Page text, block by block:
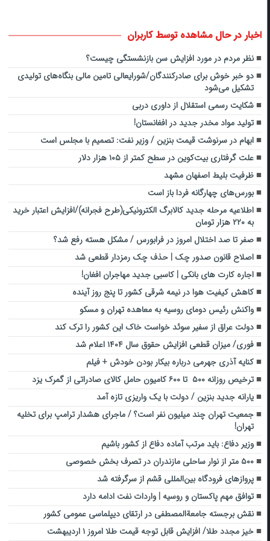
اخبار در حال مشاهده توسط کاربران
نظر مردم در مورد افزایش سن بازنشستگی چیست؟
دو خبر خوش برای صادرکنندگان/شورایعالی تامین مالی بنگاه‌های تولیدی
تشکیل می‌شود
شکایت رسمی استقلال از داوری دربی
تولید مواد مخدر جدید در افغانستان!
ابهام در سرنوشت قیمت بنزین / وزیر نفت: تصمیم با مجلس است
علت گرفتاری بیت‌کوین در سطح کمتر از ۱۰۵ هزار دلار
ظرفیت بلیط اصفهان مشهد
بورس‌های چهارگانه فردا باز است
اطلاعیه مرحله جدید کالابرگ‌ الکترونیکی(طرح فجرانه)/‌افزایش اعتبار خرید
به ۲۲۰ هزار تومان
صفر تا صد اختلال امروز در فرابورس / مشکل هسته رفع شد؟
اصلاح قانون صدور چک | حذف چک رمزدار قطعی شد
اجاره کارت های بانکی | کاسبی جدید مهاجران افغان!
کاهش کیفیت هوا در نیمه شرقی کشور تا پنج روز آینده
واکنش رئیس دومای روسیه به معاهده تهران و مسکو
دولت عراق از سفیر سوئد خواست خاک این کشور را ترک کند
فوری/ میزان قطعی افزایش حقوق سال ۱۴۰۴ اعلام شد
کنایه آذری جهرمی درباره بیکار بودن خودش + فیلم
ترخیص روزانه ۵۰۰ تا ۶۰۰ کامیون حامل کالای صادراتی از گمرک یزد
یارانه جدید بنزین / دولت با یک واریزی تازه آمد
جمعیت تهران چند میلیون نفر است؟ / ماجرای هشدار ترامپ برای تخلیه
تهران!
وزیر دفاع: باید مرتب آماده دفاع از کشور باشیم
۵۰۰ متر از نوار ساحلی مازندران در تصرف بخش خصوصی
پروازهای فرودگاه بین‌المللی قشم از سرگرفته شد
توافق مهم پاکستان و روسیه | واردات نفت ادامه دارد
نقش برجسته جامعةالمصطفی در ارتقای دیپلماسی عمومی کشور
خیز مجدد طلا/ افزایش قابل توجه قیمت طلا امروز ۱ اردیبهشت